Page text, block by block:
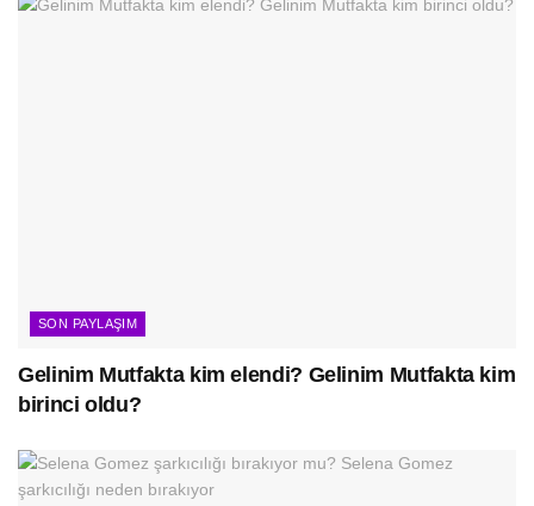
SON PAYLAŞIM
Gelinim Mutfakta kim elendi? Gelinim Mutfakta kim
birinci oldu?